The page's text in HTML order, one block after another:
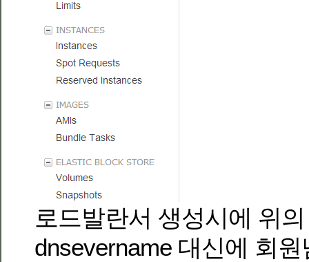
로드발란서 생성시에 위
dnsevername 대신에 회